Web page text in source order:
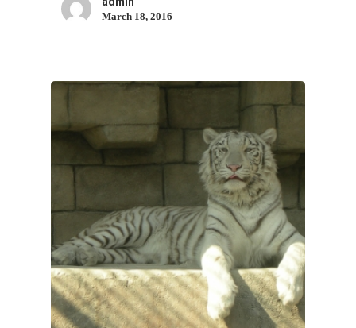
March 18, 2016